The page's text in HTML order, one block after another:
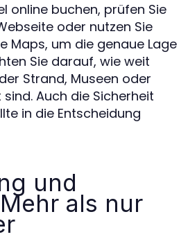
online buchen, prüfen Sie
oder nutzen Sie
Maps, um die genaue Lage
Sie darauf, wie weit
Strand, Museen oder
Auch die Sicherheit
in die Entscheidung
und
als nur